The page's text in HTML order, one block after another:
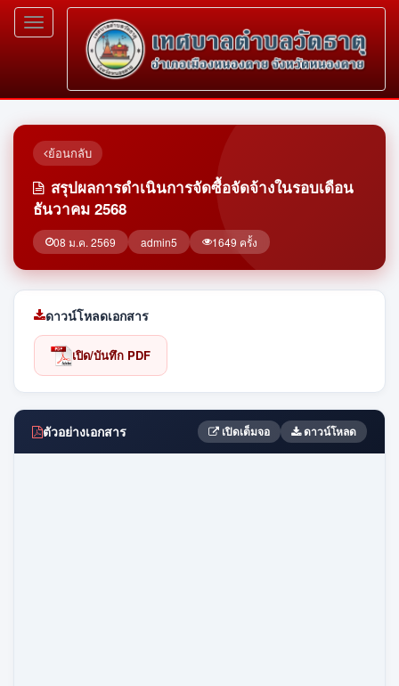
Toggle
navigation
ย้อนกลับ
สรุปผลการดำเนินการจัดซื้อจัดจ้างในรอบเดือน
ธันวาคม 2568
08 ม.ค. 2569 admin5 1649 ครั้ง
ดาวน์โหลดเอกสาร
เปิด/บันทึก PDF
ตัวอย่างเอกสาร เปิดเต็มจอ ดาวน์โหลด